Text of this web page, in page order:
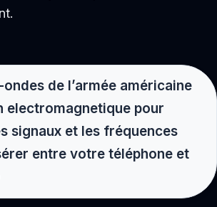
de l’armée américaine
electromagnetique pour
signaux et les fréquences
entre votre téléphone et